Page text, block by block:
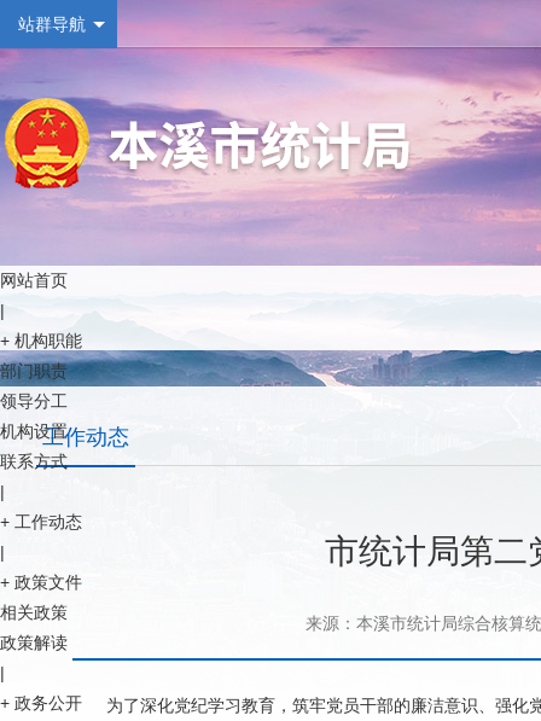
站群导航
网站首页
|
+ 机构职能
部门职责
领导分工
机构设置
联系方式
|
+ 工作动态
|
+ 政策文件
相关政策
政策解读
|
+ 政务公开
工作动态
市统计局第二
来源：本溪市统计局综合核算
为了深化党纪学习教育，筑牢党员干部的廉洁意识、强化